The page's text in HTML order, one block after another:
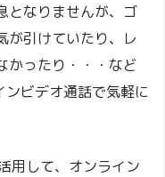
となりませんが、ゴ
が引けていたり、レ
かったり・・・など
ンビデオ通話で気軽に
用して、オンライン